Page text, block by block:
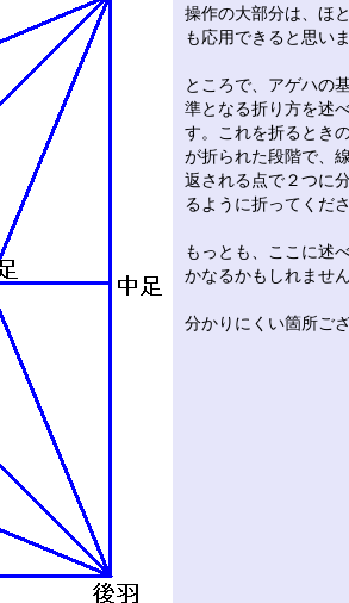
操作の大部分は、ほ
も応用できると思い
ところで、アゲハの
準となる折り方を述
す。これを折るとき
が折られた段階で、
返される点で２つに
るように折ってくだ
もっとも、ここに述
かなるかもしれません
分かりにくい箇所ご